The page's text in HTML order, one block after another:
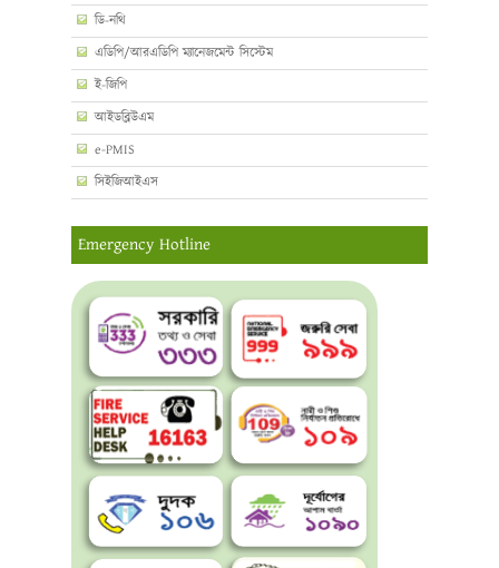
ডি-নথি
এডিপি/আরএডিপি ম্যানেজমেন্ট সিস্টেম
ই-জিপি
আইডব্লিউএম
e-PMIS
সিইজিআইএস
Emergency Hotline